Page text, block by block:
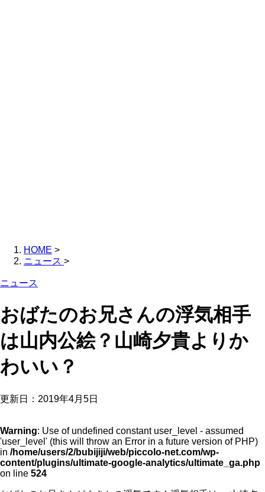
HOME >
ニュース >
ニュース
おばたのお兄さんの浮気相手
は山内公絵？山崎夕貴よりか
わいい？
更新日： 2019年4月5日
Warning: Use of undefined constant user_level - assumed
'user_level' (this will throw an Error in a future version of PHP)
in /home/users/2/bubijiji/web/piccolo-net.com/wp-
content/plugins/ultimate-google-analytics/ultimate_ga.php
on line 524